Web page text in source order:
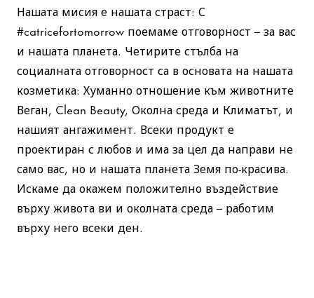
Нашата мисия е нашата страст: С
#catricefortomorrow поемаме отговорност – за вас
и нашата планета. Четирите стълба на
социалната отговорност са в основата на нашата
козметика: Хуманно отношение към животните
Веган, Clean Beauty, Околна среда и Климатът, и
нашият ангажимент. Всеки продукт е
проектиран с любов и има за цел да направи не
само вас, но и нашата планета Земя по-красива.
Искаме да окажем положително въздействие
върху живота ви и околната среда – работим
върху него всеки ден.